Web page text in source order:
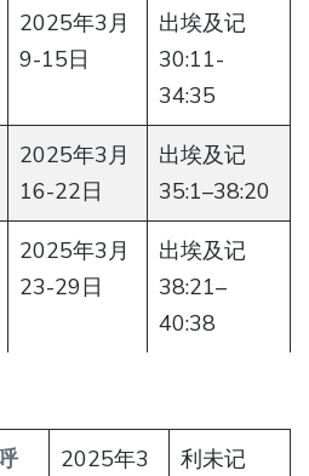
2025年3月
9-15日
出埃及记
30:11-
34:35
2025年3月
16-22日
出埃及记
35:1–38:20
2025年3月
23-29日
出埃及记
38:21–
40:38
2025年3
利未记